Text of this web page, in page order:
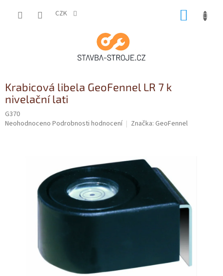
CZK
Krabicová libela GeoFennel LR 7 k
nivelační lati
G370
Průměrné
Neohodnoceno Podrobnosti hodnocení Značka: GeoFennel